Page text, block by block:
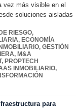
vez más visible en el
soluciones aisladas
RIESGO,
, ECONOMÍA
, GESTIÓN
, M&A
, PROPTECH
INMOBILIARIO,
para